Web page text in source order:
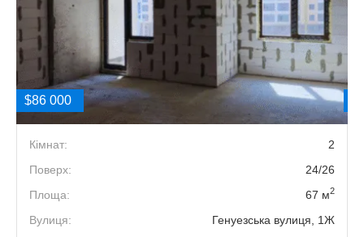
$86 000
Кімнат:
2
Поверх:
24/26
Площа:
67 м2
Вулиця:
Генуезська вулиця, 1Ж